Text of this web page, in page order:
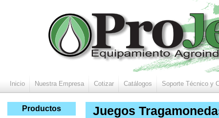
Inicio Nuestra Empresa Cotizar Catálogos Soporte Técnico y
Juegos
Productos